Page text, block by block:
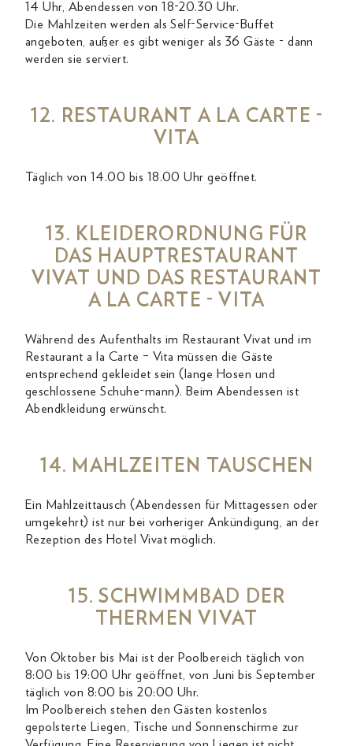
14 Uhr, Abendessen von 18-20.30 Uhr.
Die Mahlzeiten werden als Self-Service-Buffet
angeboten, außer es gibt weniger als 36 Gäste - dann
werden sie serviert.
12. RESTAURANT A LA CARTE -
VITA
Täglich von 14.00 bis 18.00 Uhr geöffnet.
13. KLEIDERORDNUNG FÜR
DAS HAUPTRESTAURANT
VIVAT UND DAS RESTAURANT
A LA CARTE - VITA
Während des Aufenthalts im Restaurant Vivat und im
Restaurant a la Carte – Vita müssen die Gäste
entsprechend gekleidet sein (lange Hosen und
geschlossene Schuhe-mann). Beim Abendessen ist
Abendkleidung erwünscht.
14. MAHLZEITEN TAUSCHEN
Ein Mahlzeittausch (Abendessen für Mittagessen oder
umgekehrt) ist nur bei vorheriger Ankündigung, an der
Rezeption des Hotel Vivat möglich.
15. SCHWIMMBAD DER
THERMEN VIVAT
Von Oktober bis Mai ist der Poolbereich täglich von
8:00 bis 19:00 Uhr geöffnet, von Juni bis September
täglich von 8:00 bis 20:00 Uhr.
Im Poolbereich stehen den Gästen kostenlos
gepolsterte Liegen, Tische und Sonnenschirme zur